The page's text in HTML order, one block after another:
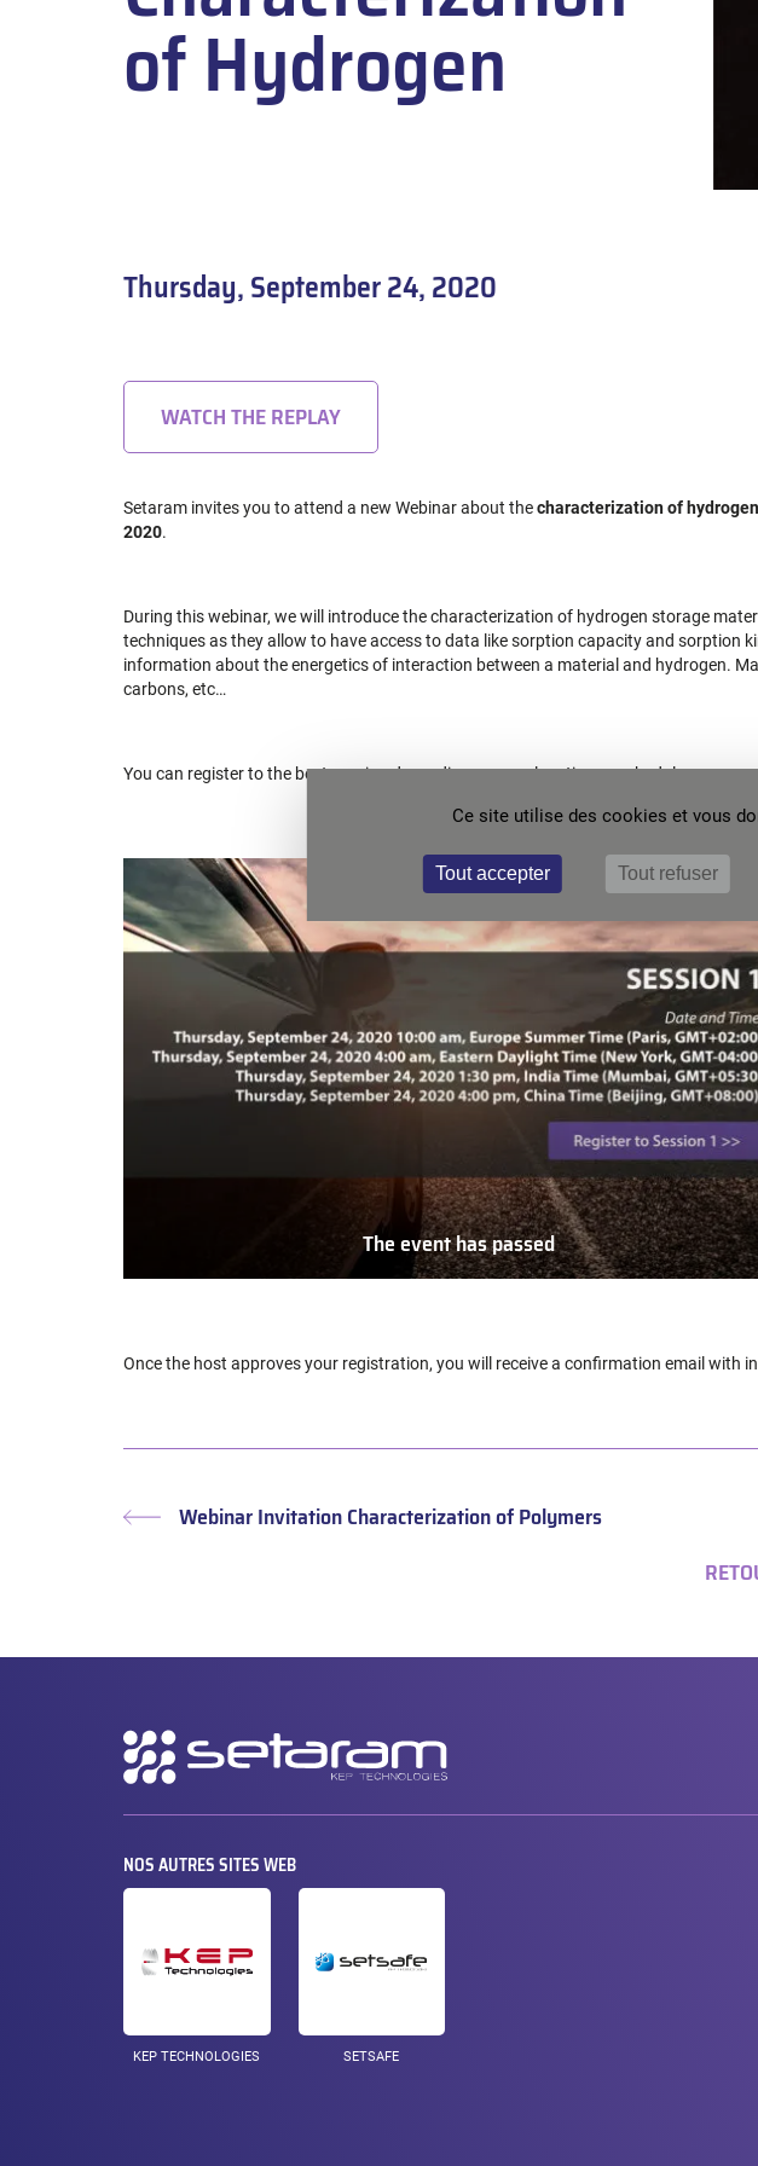
of Hydrogen
Thursday, September 24, 2020
WATCH THE REPLAY
Setaram invites you to attend a new Webinar about thecharacterization of
2020.
During this webinar, we will introduce the characterization of hydrogen storage
techniques as they allow to have access to data like sorption capacity and sorption
information about the energetics of interaction between a material and hydrogen.
carbons, etc…
You can register to the best session depending on your location or schedule :
passed
The event has passed
Once the host approves your registration, you will receive a confirmation email with
Article Webinar Invitation Characterization of Polymers
Navigation
secondaire
NOS AUTRES SITES WEB
KEP TECHNOLOGIES SETSAFE
Ce site utilise des cookies et vous
Tout accepter Tout refuser